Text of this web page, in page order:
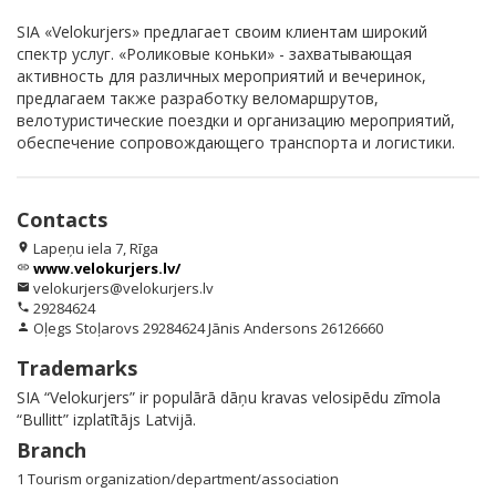
SIA «Velokurjers» предлагает своим клиентам широкий
спектр услуг. «Роликовые коньки» - захватывающая
активность для различных мероприятий и вечеринок,
предлагаем также разработку веломаршрутов,
велотуристические поездки и организацию мероприятий,
обеспечение сопровождающего транспорта и логистики.
Contacts
location_on Lapeņu iela 7, Rīga
link www.velokurjers.lv/
email velokurjers@velokurjers.lv
phone 29284624
person Oļegs Stoļarovs 29284624 Jānis Andersons 26126660
Trademarks
SIA “Velokurjers” ir populārā dāņu kravas velosipēdu zīmola
“Bullitt” izplatītājs Latvijā.
Branch
1 Tourism organization/department/association